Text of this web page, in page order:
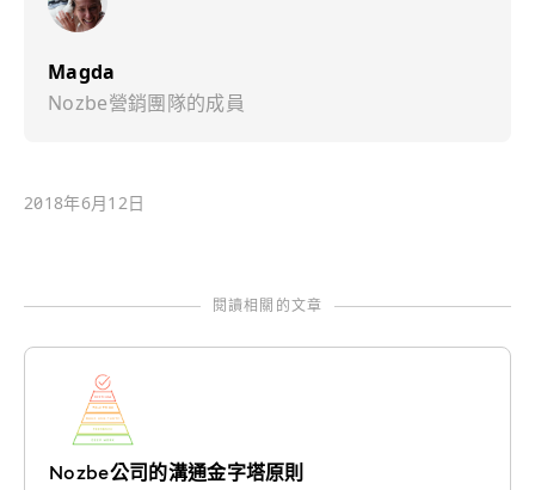
Magda
Nozbe營銷團隊的成員
2018年6月12日
閱讀相關的文章
Nozbe公司的溝通金字塔原則